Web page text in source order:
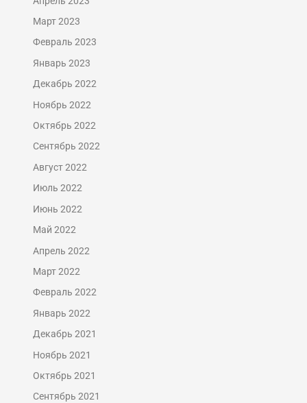
Март 2023
Февраль 2023
Январь 2023
Декабрь 2022
Ноябрь 2022
Октябрь 2022
Сентябрь 2022
Август 2022
Июль 2022
Июнь 2022
Май 2022
Апрель 2022
Март 2022
Февраль 2022
Январь 2022
Декабрь 2021
Ноябрь 2021
Октябрь 2021
Сентябрь 2021